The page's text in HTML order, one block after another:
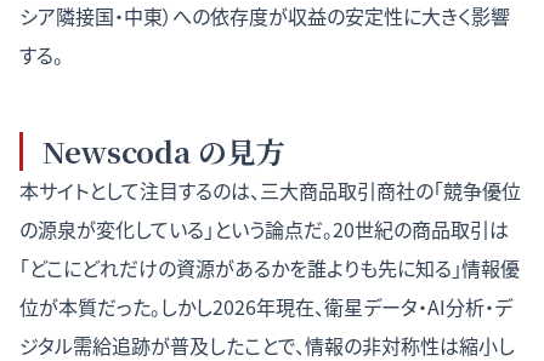
シア隣接国・中東）への依存度が収益の安定性に大きく影響
する。
Newscoda の見方
本サイトとして注目するのは、三大商品取引商社の「競争優位
の源泉が変化している」という論点だ。20世紀の商品取引は
「どこにどれだけの資源があるかを誰よりも先に知る」情報優
位が本質だった。しかし2026年現在、衛星データ・AI分析・デ
ジタル需給追跡が普及したことで、情報の非対称性は縮小し